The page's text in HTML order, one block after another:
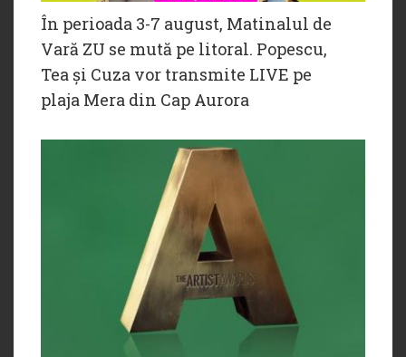
În perioada 3-7 august, Matinalul de
Vară ZU se mută pe litoral. Popescu,
Tea și Cuza vor transmite LIVE pe
plaja Mera din Cap Aurora